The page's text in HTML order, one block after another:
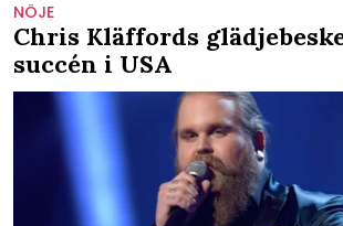
NÖJE
Chris Kläffords
succén i USA